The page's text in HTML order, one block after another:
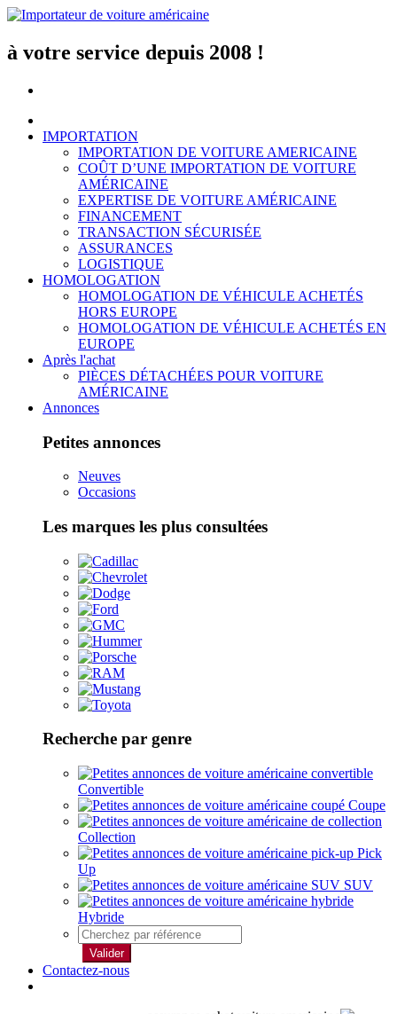
Aller
contenu
à votre service depuis 2008 !
IMPORTATION
IMPORTATION DE VOITURE AMERICAINE
COÛT D’UNE IMPORTATION DE VOITURE
AMÉRICAINE
EXPERTISE DE VOITURE AMÉRICAINE
FINANCEMENT
TRANSACTION SÉCURISÉE
ASSURANCES
LOGISTIQUE
HOMOLOGATION
HOMOLOGATION DE VÉHICULE ACHETÉS
HORS EUROPE
HOMOLOGATION DE VÉHICULE ACHETÉS EN
EUROPE
Après l'achat
PIÈCES DÉTACHÉES POUR VOITURE
AMÉRICAINE
Annonces
Petites annonces
Neuves
Occasions
Les marques les plus consultées
Recherche par genre
Convertible
Coupe
Collection
Pick
Up
SUV
Hybride
Valider
Contactez-nous